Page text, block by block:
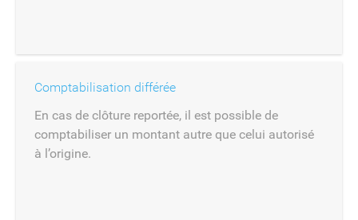
Comptabilisation différée
En cas de clôture reportée, il est possible de
comptabiliser un montant autre que celui autorisé
à l’origine.